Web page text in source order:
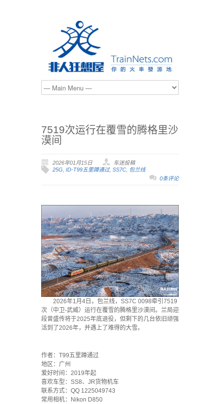
7519次运行在覆雪的腾格里沙
漠间
2026年01月15日
车迷投稿
25G, ID-T99五里蹲通过, SS7C, 包兰线
0条评论
2026年1月4日，包兰线，SS7C 0098牵引7519
次（中卫-武威）运行在覆雪的腾格里沙漠间。兰局迎
段曾盛传将于2025年底退役，但剩下的几台依旧顽强
活到了2026年，并遇上了难得的大雪。
作者：T99五里蹲通过
地区：广州
爱好时间：2019年起
喜欢车型：SS8、JR货物机车
联系方式：QQ 1225049743
常用相机：Nikon D850